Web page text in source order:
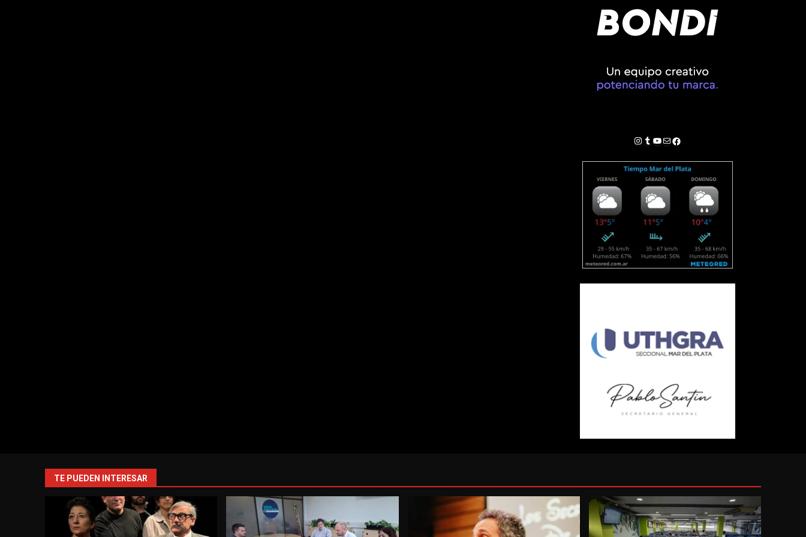
Instagram
Tumblr
YouTube
Correo electrónico
Facebook
TE PUEDEN INTERESAR